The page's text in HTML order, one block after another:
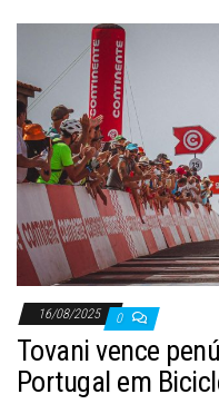
16/08/2025 0
Tovani vence
Portugal em